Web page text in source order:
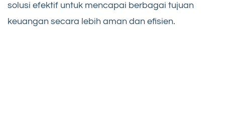
solusi efektif untuk mencapai berbagai tujuan
keuangan secara lebih aman dan efisien.